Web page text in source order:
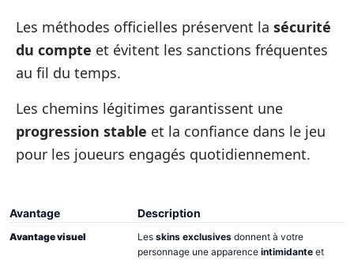
Les méthodes officielles préservent la sécurité
du compte et évitent les sanctions fréquentes
au fil du temps.
Les chemins légitimes garantissent une
progression stable et la confiance dans le jeu
pour les joueurs engagés quotidiennement.
Avantage Description
Avantage visuel Les skins exclusives donnent à votre
personnage une apparence intimidante et